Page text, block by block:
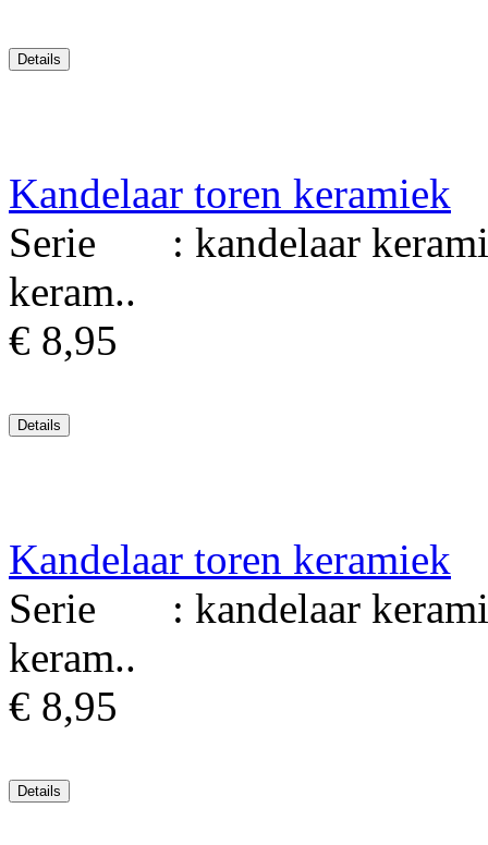
Kandelaar toren keramiek
Serie : kandelaar
keram..
€ 8,95
Kandelaar toren keramiek
Serie : kandelaar
keram..
€ 8,95